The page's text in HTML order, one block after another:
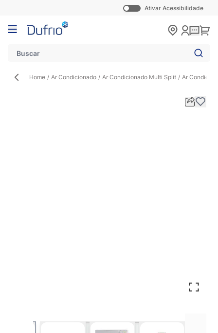
Ativar Acessibilidade
Pular para o conteúdo
Home / Ar Condicionado / Ar Condicionado Multi Split / Ar
View larger imageView larger image